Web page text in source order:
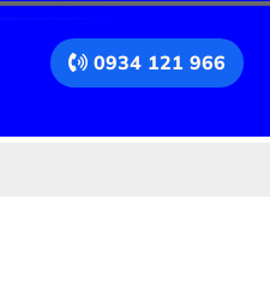
0934 121 966